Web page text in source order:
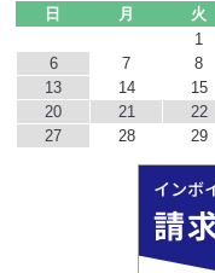
日
月 火
1
6
7 8
13
14 15
20
21 22
27
28 29